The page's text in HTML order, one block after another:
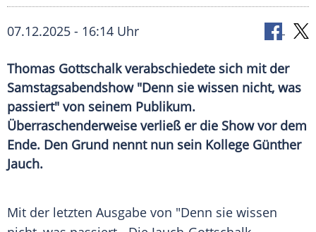
07.12.2025 - 16:14 Uhr
Thomas Gottschalk verabschiedete sich mit der
Samstagsabendshow "Denn sie wissen nicht, was
passiert" von seinem Publikum.
Überraschenderweise verließ er die Show vor dem
Ende. Den Grund nennt nun sein Kollege Günther
Jauch.
Mit der letzten Ausgabe von "Denn sie wissen